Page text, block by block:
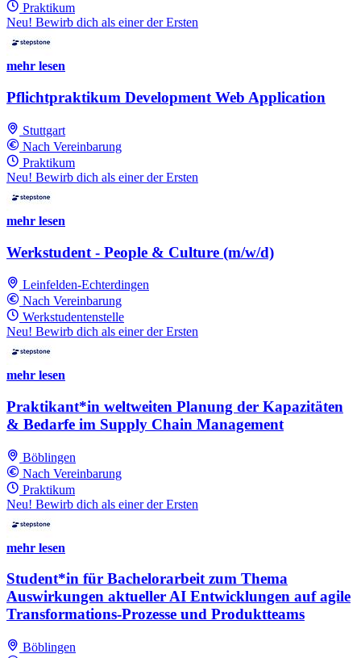
Praktikum
Neu! Bewirb dich als einer der Ersten
mehr lesen
Pflichtpraktikum Development Web Application
Stuttgart
Nach Vereinbarung
Praktikum
Neu! Bewirb dich als einer der Ersten
mehr lesen
Werkstudent - People & Culture (m/w/d)
Leinfelden-Echterdingen
Nach Vereinbarung
Werkstudentenstelle
Neu! Bewirb dich als einer der Ersten
mehr lesen
Praktikant*in weltweiten Planung der Kapazitäten
& Bedarfe im Supply Chain Management
Böblingen
Nach Vereinbarung
Praktikum
Neu! Bewirb dich als einer der Ersten
mehr lesen
Student*in für Bachelorarbeit zum Thema
Auswirkungen aktueller AI Entwicklungen auf agile
Transformations-Prozesse und Produktteams
Böblingen